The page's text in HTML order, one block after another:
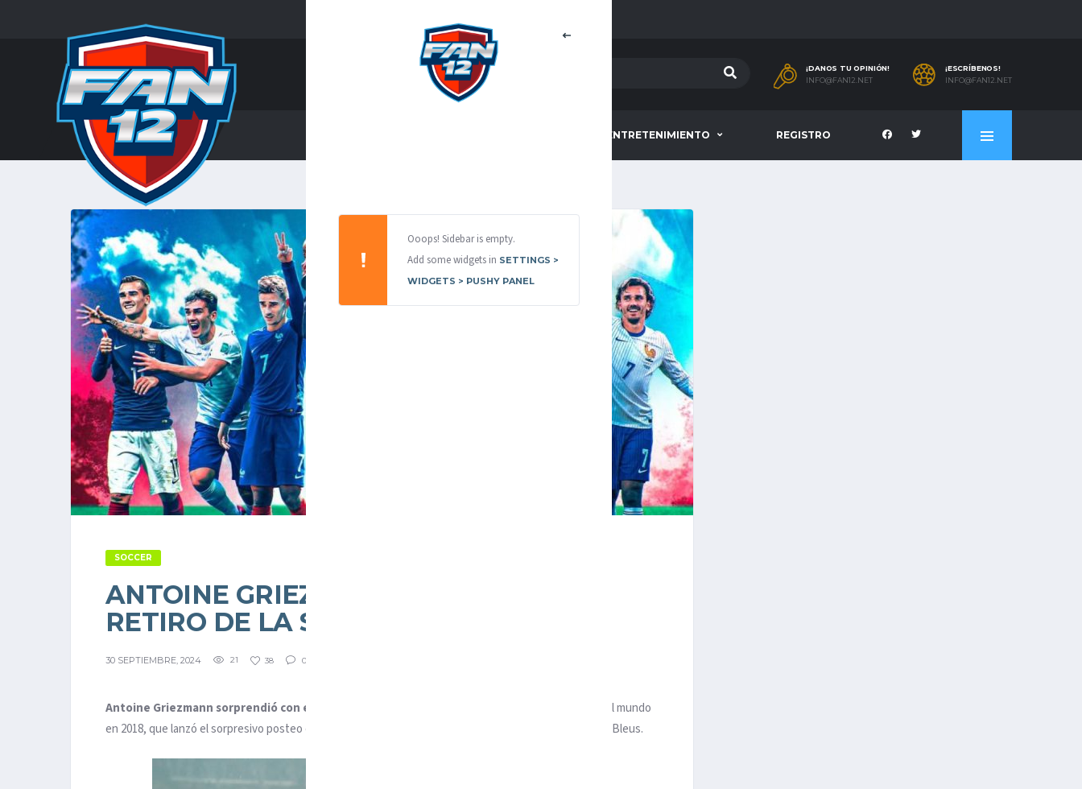
¡DANOS TU OPINIÓN!
INFO@FAN12.NET
¡ESCRÍBENOS!
INFO@FAN12.NET
ENTRETENIMIENTO REGISTRO
Ooops! Sidebar is empty.
Add some widgets in SETTINGS >
WIDGETS > PUSHY PANEL
SOCCER
ANTOINE GRIEZMANN ANUNCIA SU
RETIRO DE LA SELECCIÓN FRANCESA
30 SEPTIEMBRE, 2024 21 38 0
Antoine Griezmann sorprendió con el
El campeón del mundo
en 2018, que lanzó el sorpresivo posteo con el aviso este lunes, no volverá a vestir la camiseta de Les Bleus.